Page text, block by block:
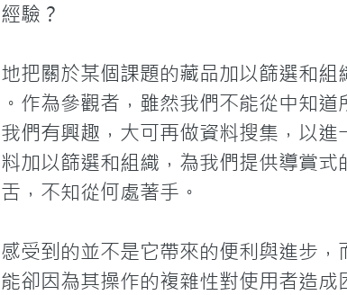
驗？
把關於某個課題的藏品加以篩選和
作為參觀者，雖然我們不能從中知
們有興趣，大可再做資料搜集，以
加以篩選和組織，為我們提供導賞
，不知從何處著手。
受到的並不是它帶來的便利與進步
卻因為其操作的複雜性對使用者造成